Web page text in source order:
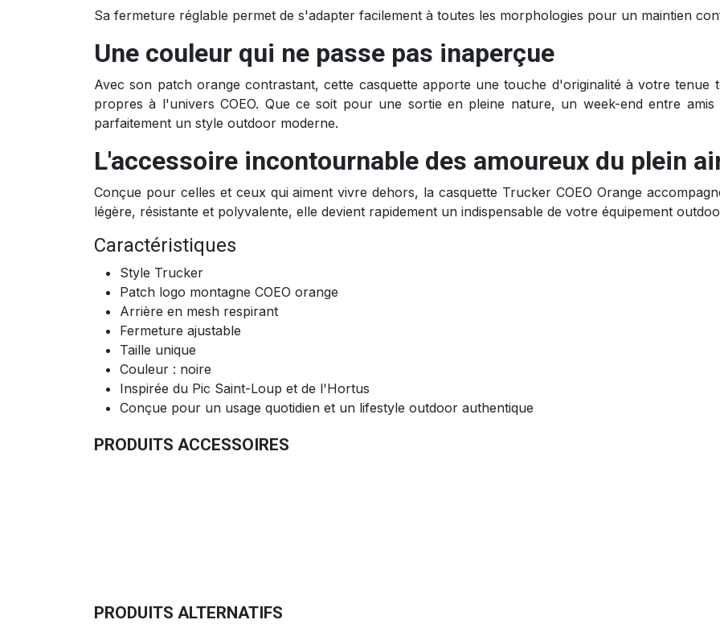
Sa fermeture réglable permet de s'adapter facilement à toutes les morphologies pour un maintien
Une couleur qui ne passe pas inaperçue
Avec son patch orange contrastant, cette casquette apporte une touche d'originalité à votre tenue
propres à l'univers COEO. Que ce soit pour une sortie en pleine nature, un week-end entre
parfaitement un style outdoor moderne.
L'accessoire incontournable des amoureux du plein
Conçue pour celles et ceux qui aiment vivre dehors, la casquette Trucker COEO Orange
légère, résistante et polyvalente, elle devient rapidement un indispensable de votre équipement
Caractéristiques
Style Trucker
Patch logo montagne COEO orange
Arrière en mesh respirant
Fermeture ajustable
Taille unique
Couleur : noire
Inspirée du Pic Saint-Loup et de l'Hortus
Conçue pour un usage quotidien et un lifestyle outdoor authentique
PRODUITS ACCESSOIRES
PRODUITS ALTERNATIFS